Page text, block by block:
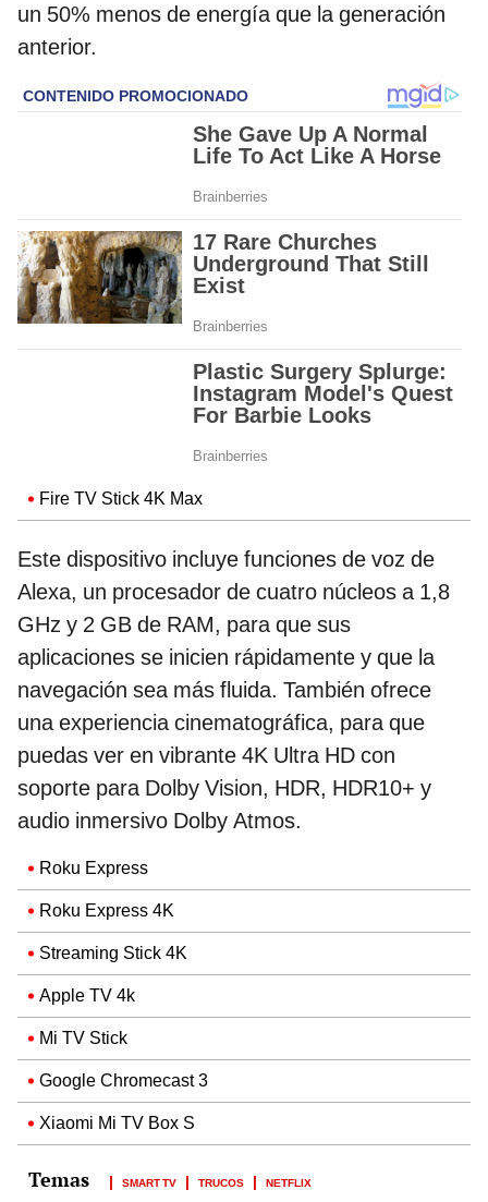
un 50% menos de energía que la generación
anterior.
Fire TV Stick 4K Max
Este dispositivo incluye funciones de voz de
Alexa, un procesador de cuatro núcleos a 1,8
GHz y 2 GB de RAM, para que sus
aplicaciones se inicien rápidamente y que la
navegación sea más fluida. También ofrece
una experiencia cinematográfica, para que
puedas ver en vibrante 4K Ultra HD con
soporte para Dolby Vision, HDR, HDR10+ y
audio inmersivo Dolby Atmos.
Roku Express
Roku Express 4K
Streaming Stick 4K
Apple TV 4k
Mi TV Stick
Google Chromecast 3
Xiaomi Mi TV Box S
SMART TV TRUCOS NETFLIX